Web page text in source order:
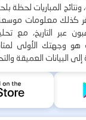
المباريات لحظة
كذلك معلومات
عبر التاريخ، مع
هو وجهتك الأولى
إلى البيانات العميقة